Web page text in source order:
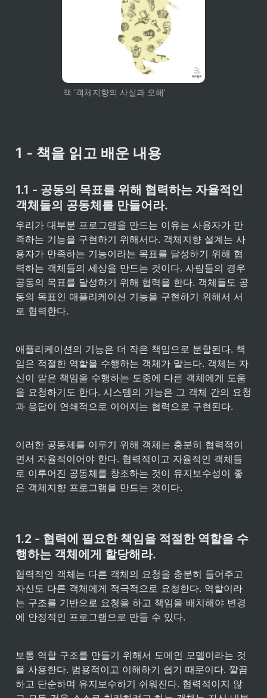
책 ‘객체지향의 사실과 오해’
1 - 책을 읽고 배운 내용
1.1 - 공동의 목표를 위해 협력하는 자율적인
객체들의 공동체를 만들어라.
우리가 대부분 프로그램을 만드는 이유는 사용자가 만
족하는 기능을 구현하기 위해서다. 객체지향 설계는 사
용자가 만족하는 기능이라는 목표를 달성하기 위해 협
력하는 객체들의 세상을 만드는 것이다. 사람들의 경우
공동의 목표를 달성하기 위해 협력을 한다. 객체들도 공
동의 목표인 애플리케이션 기능을 구현하기 위해서 서
로 협력한다.
애플리케이션의 기능은 더 작은 책임으로 분할된다. 책
임은 적절한 역할을 수행하는 객체가 맡는다. 객체는 자
신이 맡은 책임을 수행하는 도중에 다른 객체에게 도움
을 요청하기도 한다. 시스템의 기능은 그 객체 간의 요청
과 응답이 연쇄적으로 이어지는 협력으로 구현된다.
이러한 공동체를 이루기 위해 객체는 충분히 협력적이
면서 자율적이어야 한다. 협력적이고 자율적인 객체들
로 이루어진 공동체를 창조하는 것이 유지보수성이 좋
은 객체지향 프로그램을 만드는 것이다.
1.2 - 협력에 필요한 책임을 적절한 역할을 수
행하는 객체에게 할당해라.
협력적인 객체는 다른 객체의 요청을 충분히 들어주고
자신도 다른 객체에게 적극적으로 요청한다. 역할이라
는 구조를 기반으로 요청을 하고 책임을 배치해야 변경
에 안정적인 프로그램으로 만들 수 있다.
보통 역할 구조를 만들기 위해서 도메인 모델이라는 것
을 사용한다. 범용적이고 이해하기 쉽기 때문이다. 깔끔
하고 단순하며 유지보수하기 쉬워진다. 협력적이지 않